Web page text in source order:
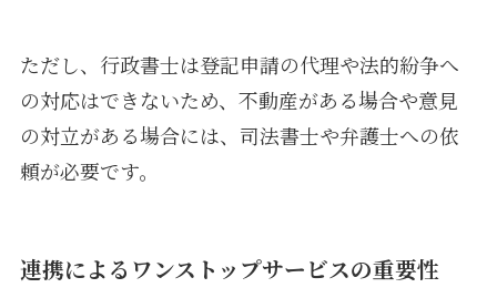
ただし、行政書士は登記申請の代理や法的紛争へ
の対応はできないため、不動産がある場合や意見
の対立がある場合には、司法書士や弁護士への依
頼が必要です。
連携によるワンストップサービスの重要性